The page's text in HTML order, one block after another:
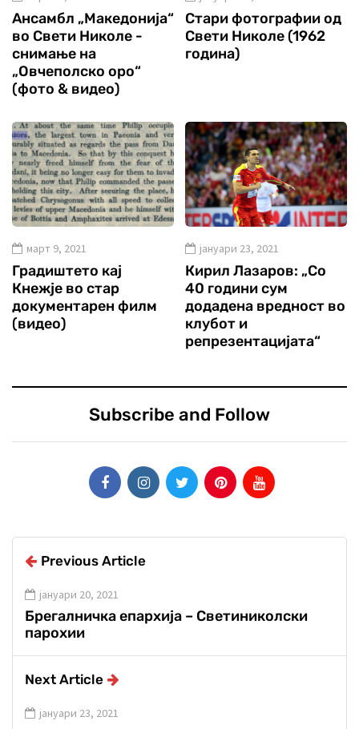
Ансамбл „Македонија“
во Свети Николе -
снимање на
„Овчеполско оро“
(фото & видео)
Стари фотографии од
Свети Николе (1962
година)
март 9, 2021
Градиштето кај
Кнежје во стар
документарен филм
(видео)
јануари 23, 2021
Кирил Лазаров: „Со
40 години сум
додадена вредност во
клубот и
репрезентацијата“
Subscribe and Follow
Previous Article
јануари 20, 2021
Брегалничка епархија – Светиниколски
парохии
Next Article
јануари 23, 2021